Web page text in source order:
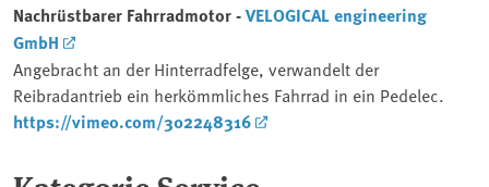
Nachrüstbarer Fahrradmotor -VELOGICAL engineering
GmbH
Angebracht an der Hinterradfelge, verwandelt der
Reibradantrieb ein herkömmliches Fahrrad in ein Pedelec.
https://vimeo.com/302248316